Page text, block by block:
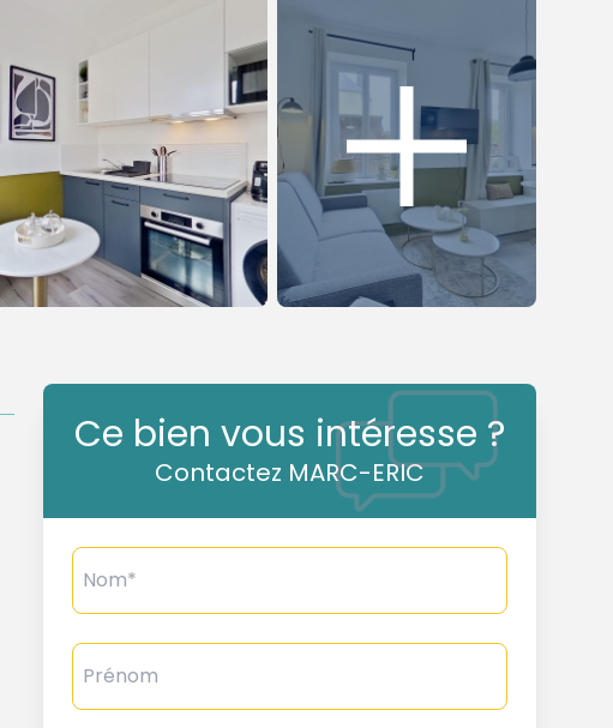
Ce bien vous intéresse ?
Contactez MARC-ERIC
Nom*
Prénom